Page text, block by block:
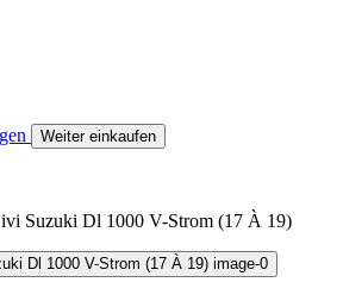
Weiter einkaufen
Suzuki Dl 1000 V-Strom (17 À 19)